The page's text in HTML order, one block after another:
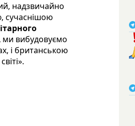
надзвичайно
сучаснішою
ми вибудовуємо
і британською